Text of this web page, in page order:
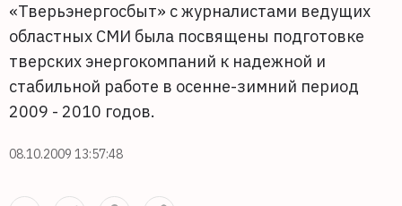
«Тверьэнергосбыт» с журналистами ведущих
областных СМИ была посвящены подготовке
тверских энергокомпаний к надежной и
стабильной работе в осенне-зимний период
2009 - 2010 годов.
08.10.2009 13:57:48